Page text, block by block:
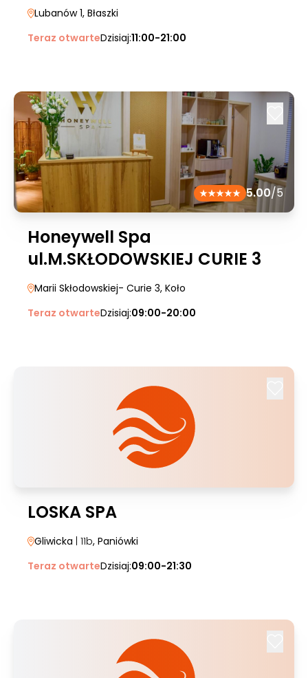
Lubanów 1, Błaszki
Teraz otwarteDzisiaj:11:00-21:00
5.00/5
Honeywell Spa
ul.M.SKŁODOWSKIEJ CURIE 3
Marii Skłodowskiej- Curie 3, Koło
Teraz otwarteDzisiaj:09:00-20:00
LOSKA SPA
Gliwicka | 11b, Paniówki
Teraz otwarteDzisiaj:09:00-21:30